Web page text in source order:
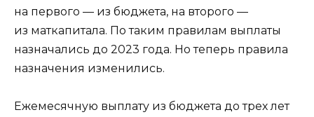
на первого — из бюджета, на второго —
из маткапитала. По таким правилам выплаты
назначались до 2023 года. Но теперь правила
назначения изменились.
Ежемесячную выплату из бюджета до трех лет